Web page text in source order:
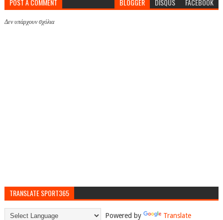
POST A COMMENT BLOGGER DISQUS FACEBOOK
Δεν υπάρχουν σχόλια
TRANSLATE SPORT365
Powered by Translate